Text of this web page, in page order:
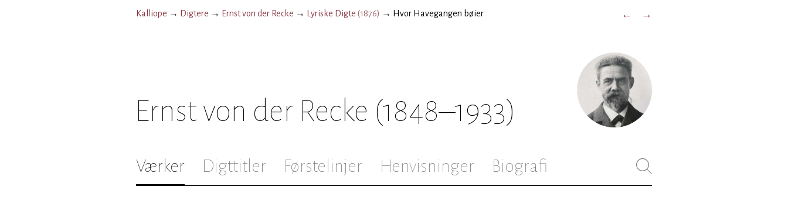
Kalliope → Digtere → Ernst von der Recke → Lyriske Digte (1876) → Hvor Havegangen bøier ← →
Ernst von der Recke (1848–1933)
Værker Digttitler Førstelinjer Henvisninger Biografi